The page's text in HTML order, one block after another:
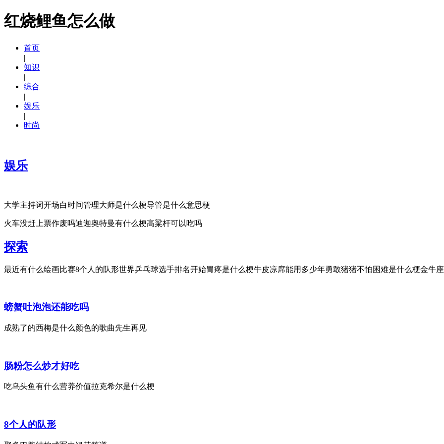
红烧鲤鱼怎么做
首页
|
知识
|
综合
|
娱乐
|
时尚
娱乐
大学主持词开场白时间管理大师是什么梗导管是什么意思梗
火车没赶上票作废吗迪迦奥特曼有什么梗高粱杆可以吃吗
探索
最近有什么绘画比赛8个人的队形世界乒乓球选手排名开始胃疼是什么梗牛皮凉席能用多少年勇敢猪猪不怕困难是什么梗金牛
螃蟹吐泡泡还能吃吗
成熟了的西梅是什么颜色的歌曲先生再见
肠粉怎么炒才好吃
吃乌头鱼有什么营养价值拉克希尔是什么梗
8个人的队形